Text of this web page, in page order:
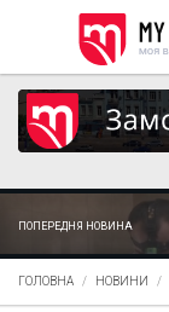
ПОПЕРЕДНЯ НОВИНА
ГОЛОВНА НОВИНИ